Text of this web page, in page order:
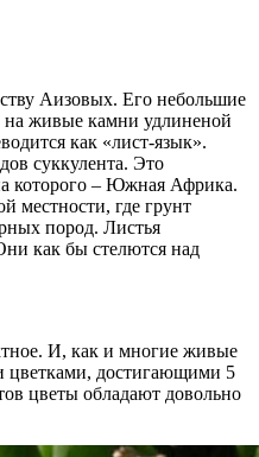
Аизовых. Его небольшие
на живые камни удлиненой
как «лист-язык».
суккулента. Это
которого – Южная Африка.
местности, где грунт
пород. Листья
как бы стелются над
И, как и многие живые
цветками, достигающими 5
цветы обладают довольно